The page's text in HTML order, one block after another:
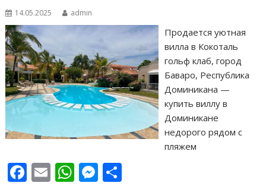
14.05.2025 admin
Продается уютная
вилла в Кокоталь
гольф клаб, город
Баваро, Республика
Доминикана —
купить виллу в
Доминикане
недорого рядом с
пляжем
F E W M